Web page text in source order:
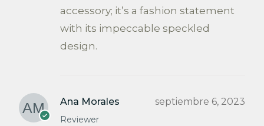
accessory; it’s a fashion statement
with its impeccable speckled
design.
Ana Morales
Reviewer
septiembre 6, 2023